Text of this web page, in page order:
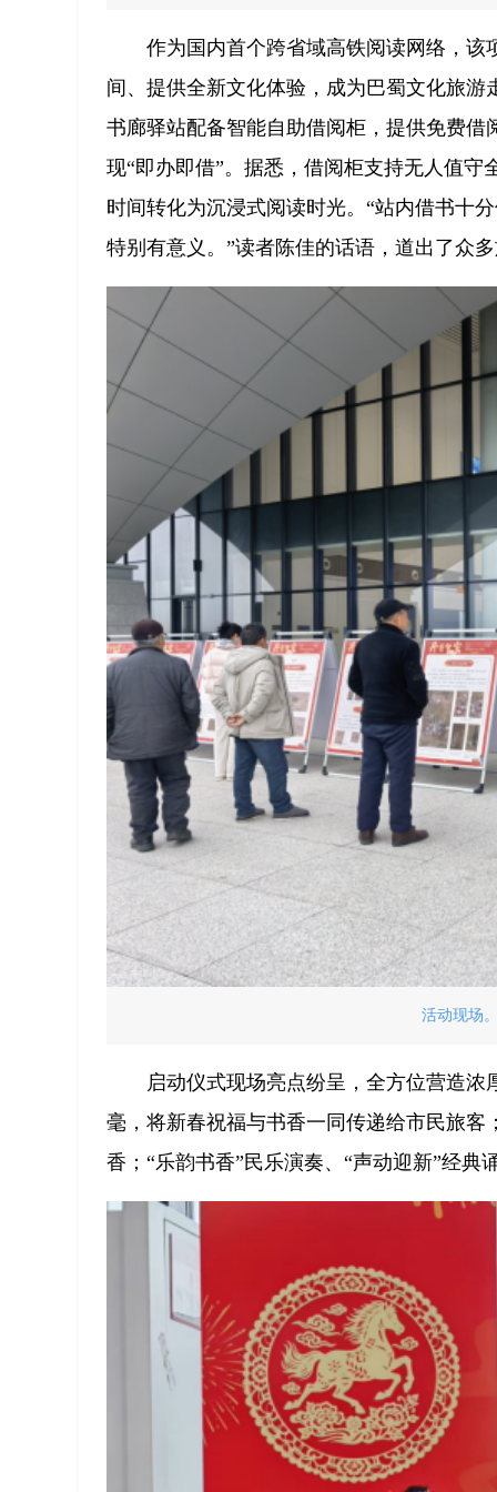
作为国内首个跨省域高铁阅读网络，
间、提供全新文化体验，成为巴蜀文化旅
书廊驿站配备智能自助借阅柜，提供免费借
现“即办即借”。据悉，借阅柜支持无人值
时间转化为沉浸式阅读时光。“站内借书十
特别有意义。”读者陈佳的话语，道出了众
活动现场
启动仪式现场亮点纷呈，全方位营造
毫，将新春祝福与书香一同传递给市民旅
香；“乐韵书香”民乐演奏、“声动迎新”经